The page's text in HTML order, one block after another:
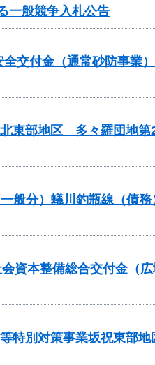
一般競争入札公告
交付金（通常砂防事業
東部地区 多々羅団地
分）蟻川釣瓶線（債務
本整備総合交付金（
特別対策事業坂祝東部